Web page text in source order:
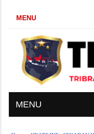
MENU
MENU